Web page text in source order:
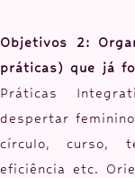
Objetivos 2:
práticas) que já
Práticas
despertar
círculo, curso,
eficiência etc.